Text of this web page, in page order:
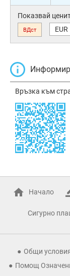
Показвай
ВДст EUR
Връзка към
Начало
Сигурно
Общи
Помощ